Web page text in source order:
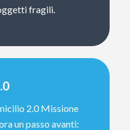
fragili.
2.0 Missione
un passo avanti: